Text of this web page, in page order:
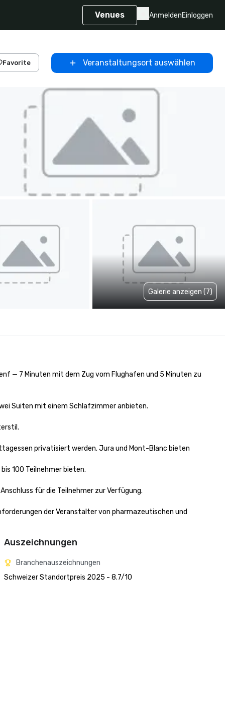
Venues AnmeldenEinloggen
Favorite Veranstaltungsort auswählen
Galerie anzeigen (7)
— 7 Minuten mit dem Zug vom Flughafen und 5 Minuten zu
Suiten mit einem Schlafzimmer anbieten.
privatisiert werden. Jura und Mont-Blanc bieten
100 Teilnehmer bieten.
für die Teilnehmer zur Verfügung.
der Veranstalter von pharmazeutischen und
Auszeichnungen
Branchenauszeichnungen
Schweizer Standortpreis 2025 - 8.7/10